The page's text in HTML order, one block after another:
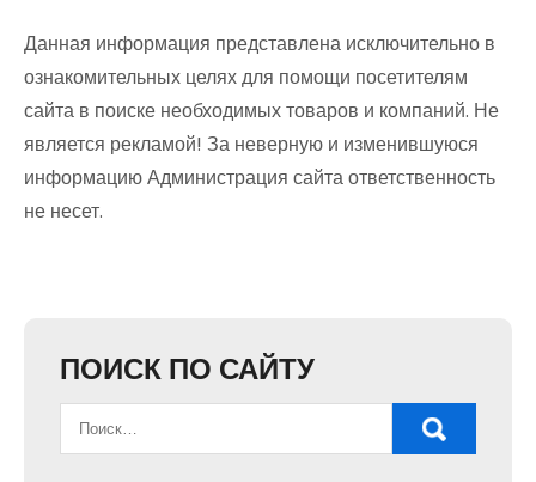
Данная информация представлена исключительно в
ознакомительных целях для помощи посетителям
сайта в поиске необходимых товаров и компаний. Не
является рекламой! За неверную и изменившуюся
информацию Администрация сайта ответственность
не несет.
ПОИСК ПО САЙТУ